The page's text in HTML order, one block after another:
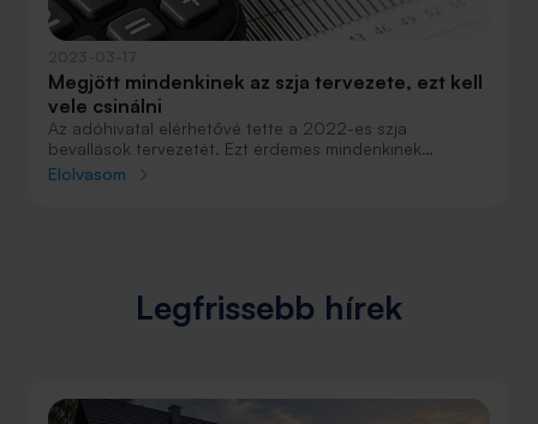
Megjött mindenkinek az szja tervezete, ezt kell
vele csinálni
Az adóhivatal elérhetővé tette a 2022-es szja
bevallások tervezetét. Ezt érdemes mindenkinek
átnéznie, különösen akkor, ha pénztártag vagy más
Elolvasom
Legfrissebb hírek